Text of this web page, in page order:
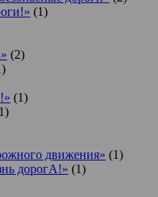
(1)
(2)
(1)
движения» (1)
дорогА!» (1)